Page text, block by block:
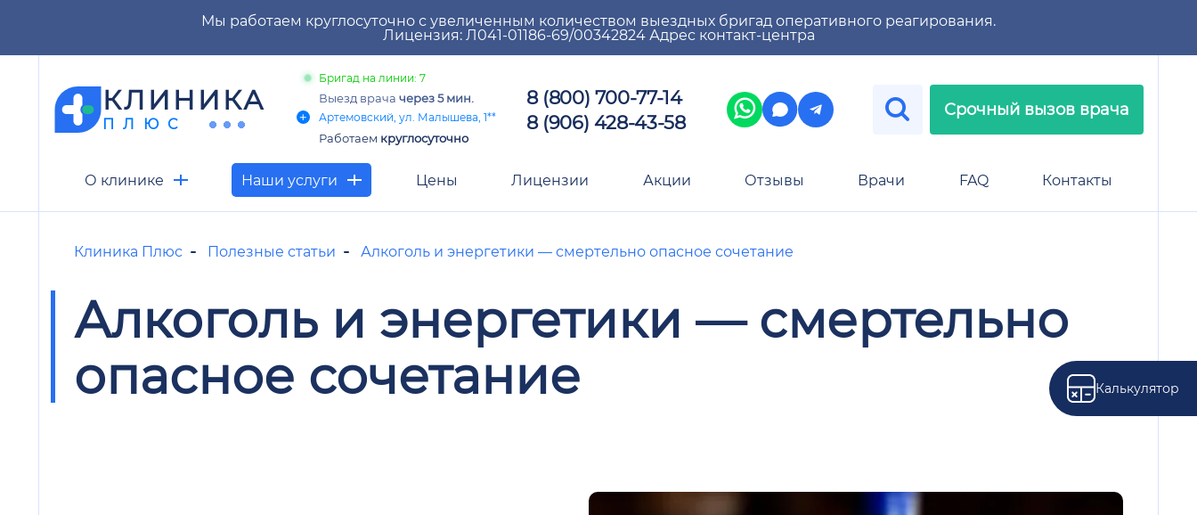
Мы работаем круглосуточно с увеличенным количеством выездных бригад оперативного реагирования.
Лицензия: Л041-01186-69/00342824 Адрес контакт-центра
КЛИНИКА
ПЛЮС
Бригад на линии: 7
Выезд врача через 5 мин.
Артемовский, ул. Малышева, 1**
Работаем круглосуточно
8 (800) 700-77-14
8 (906) 428-43-58
Срочный вызов врача
О клинике Наши услуги Цены Лицензии Акции Отзывы Врачи FAQ Контакты
Калькулятор
Клиника Плюс Полезные статьи Алкоголь и энергетики — смертельно опасное сочетание
Алкоголь и энергетики — смертельно
опасное сочетание